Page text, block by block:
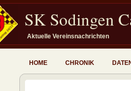
SK Sodingen
Aktuelle Vereinsnachrichten
HOME CHRONIK